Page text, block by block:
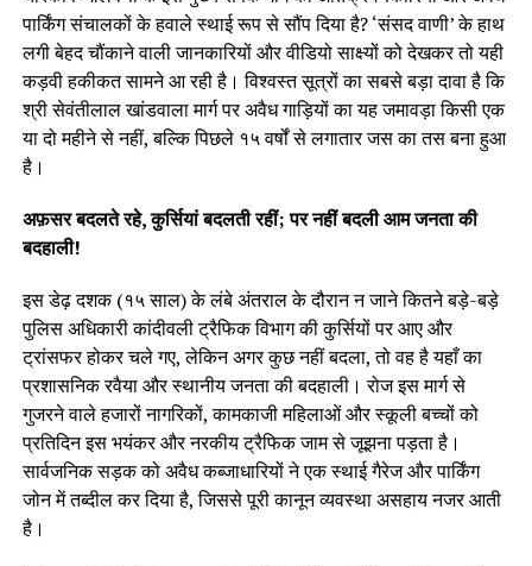
पार्किंग संचालकों के हवाले स्थाई रूप से सौंप दिया है? ‘संसद वाणी’ के हाथ
लगी बेहद चौंकाने वाली जानकारियों और वीडियो साक्ष्यों को देखकर तो यही
कड़वी हकीकत सामने आ रही है। विश्वस्त सूत्रों का सबसे बड़ा दावा है कि
श्री सेवंतीलाल खांडवाला मार्ग पर अवैध गाड़ियों का यह जमावड़ा किसी एक
या दो महीने से नहीं, बल्कि पिछले १५ वर्षों से लगातार जस का तस बना हुआ
है।
अफ़सर बदलते रहे, कुर्सियां बदलती रहीं; पर नहीं बदली आम जनता की
बदहाली!
इस डेढ़ दशक (१५ साल) के लंबे अंतराल के दौरान न जाने कितने बड़े-बड़े
पुलिस अधिकारी कांदीवली ट्रैफिक विभाग की कुर्सियों पर आए और
ट्रांसफर होकर चले गए, लेकिन अगर कुछ नहीं बदला, तो वह है यहाँ का
प्रशासनिक रवैया और स्थानीय जनता की बदहाली। रोज इस मार्ग से
गुजरने वाले हजारों नागरिकों, कामकाजी महिलाओं और स्कूली बच्चों को
प्रतिदिन इस भयंकर और नरकीय ट्रैफिक जाम से जूझना पड़ता है।
सार्वजनिक सड़क को अवैध कब्जाधारियों ने एक स्थाई गैरेज और पार्किंग
जोन में तब्दील कर दिया है, जिससे पूरी कानून व्यवस्था असहाय नजर आती
है।